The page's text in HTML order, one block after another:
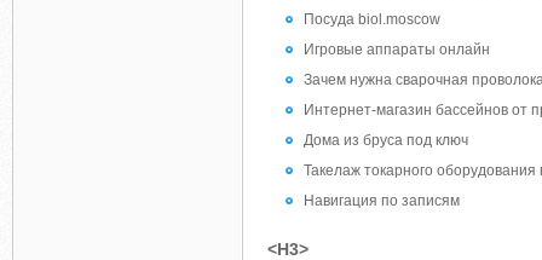
Посуда biol.moscow
Игровые аппараты онлайн
Зачем нужна сварочная
Интернет-магазин бассейнов от
Дома из бруса под ключ
Такелаж токарного
Навигация по записям
<H3>